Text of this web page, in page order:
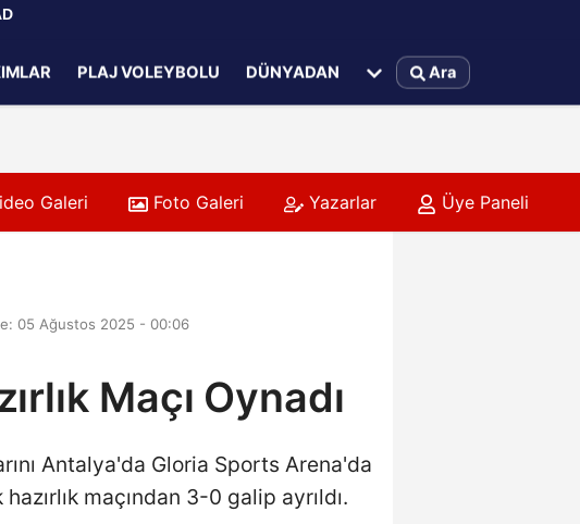
PLAJ VOLEYBOLU DÜNYADAN Ara
Galeri Foto Galeri Yazarlar Üye Paneli
05 Ağustos 2025 - 00:06
Maçı Oynadı
Antalya'da Gloria Sports Arena'da
maçından 3-0 galip ayrıldı.